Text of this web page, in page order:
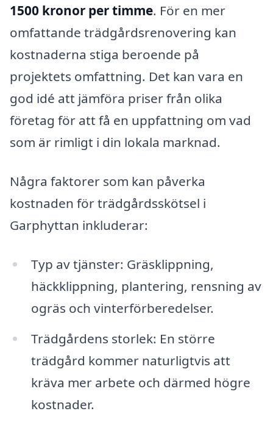
1500 kronor per timme. För en mer
omfattande trädgårdsrenovering kan
kostnaderna stiga beroende på
projektets omfattning. Det kan vara en
god idé att jämföra priser från olika
företag för att få en uppfattning om vad
som är rimligt i din lokala marknad.
Några faktorer som kan påverka
kostnaden för trädgårdsskötsel i
Garphyttan inkluderar:
Typ av tjänster: Gräsklippning,
häckklippning, plantering, rensning av
ogräs och vinterförberedelser.
Trädgårdens storlek: En större
trädgård kommer naturligtvis att
kräva mer arbete och därmed högre
kostnader.